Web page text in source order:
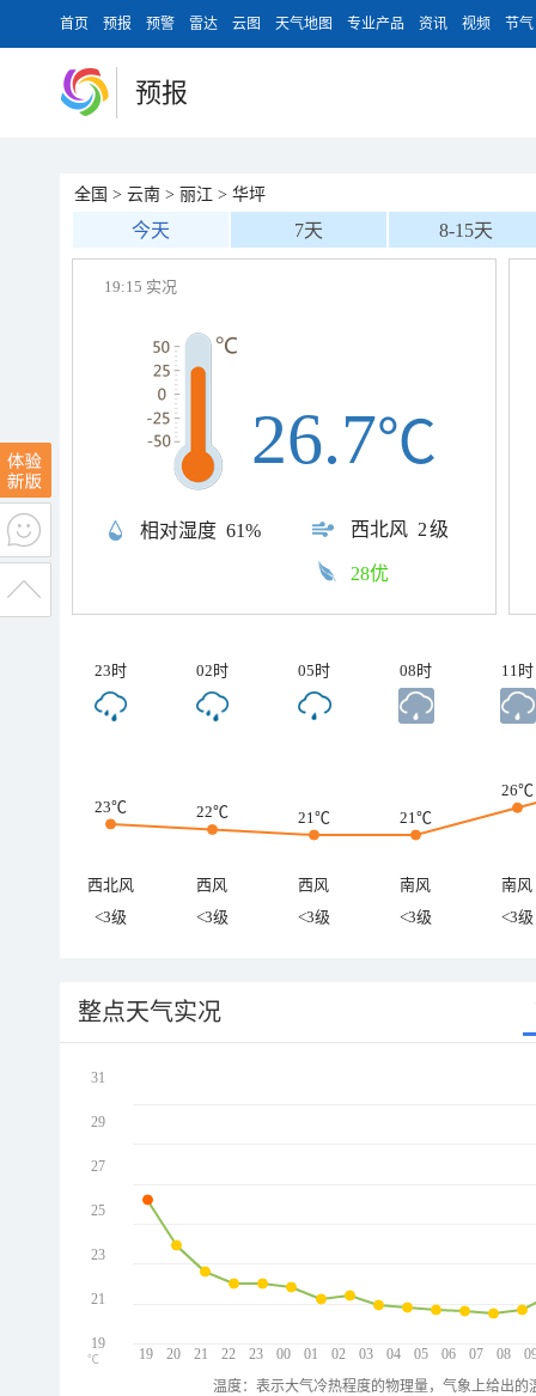
首页 预报 预警 雷达 云图 天气地图 专业产品 资讯 视频 节气
预报
全国 > 云南 > 丽江 > 华坪
今天 7天 8-15天
19:15 实况
相对湿度 61% 西北风 2级
26.7℃
28优
23时 02时 05时 08时 11时
23℃ 22℃ 21℃ 21℃
26℃
西北风 西风 西风 南风
南风
<3级
<3级 <3级 <3级 <3级
整点天气实况
19 20 21 22 23 00 01 02 03 04 05 06 07 08
31
29
27
25
23
21
19
℃
温度：表示大气冷热程度的物理量，气象上给出